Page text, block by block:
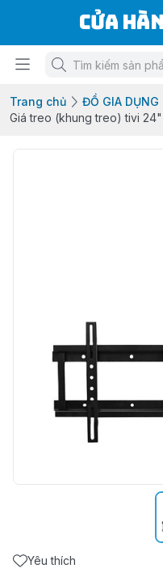
Cửa
Trang chủ ĐỒ GIA DỤNG
Giá treo (khung treo) tivi
Yêu thích